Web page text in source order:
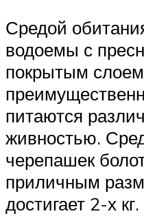
Средой
водоемы с
покрытым
питаются
живностью.
черепашек
приличным
достигает 2-х кг.